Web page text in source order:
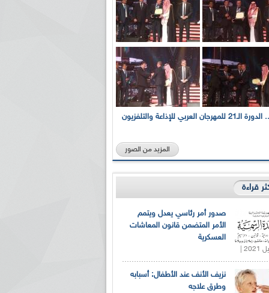
بالصور... الدورة الـ21 للمهرجان العربي للإذاعة والتلفزيون
المزيد من الصور
قراءة
صدور أمر رئاسي يعدل ويتمم
الأمر المتضمن قانون المعاشات
العسكرية
نزيف الأنف عند الأطفال: أسبابه
وطرق علاجه